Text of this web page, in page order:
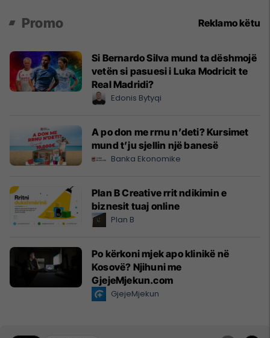
Promo Reklamo këtu
Si Bernardo Silva mund ta dëshmojë
vetën si pasuesi i Luka Modricit te
Real Madridi?
Edonis Bytyqi
A po don me rrnu n’deti? Kursimet
mund t’ju sjellin një banesë
Banka Ekonomike
Plan B Creative rrit ndikimin e
biznesit tuaj online
Plan B
Po kërkoni mjek apo klinikë në
Kosovë? Njihuni me
GjejeMjekun.com
GjejeMjekun